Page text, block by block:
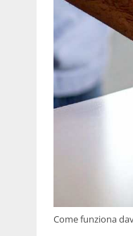
Come funziona